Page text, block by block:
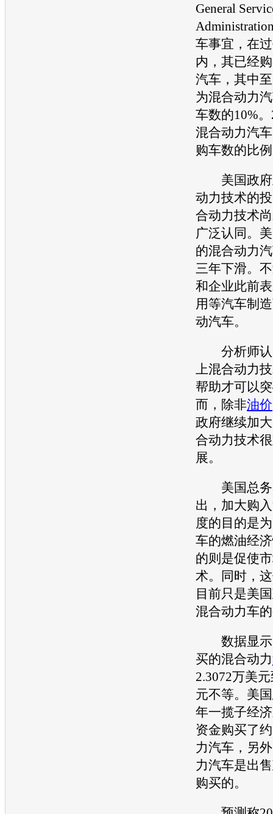
General
车事宜，在
内，其已经
汽车，其中
为混合动力
车数的10%
混合动力汽
购车数的比
美国政府
动力技术的
合动力技术
广泛认同。
的混合动力
三年下滑。
和企业此前
用等汽车制
动汽车。
分析师认
上混合动力
帮助才可以
而，除非油价
政府继续加
合动力技术
展。
美国总务
出，加大购
度的目的是
车的燃油经
的则是促使
术。同时，
目前只是美
混合动力车
数据显示
买的混合动力
2.3072万美
元不等。美
年一揽子经
资金购买了
力汽车，另
力汽车是出
购买的。